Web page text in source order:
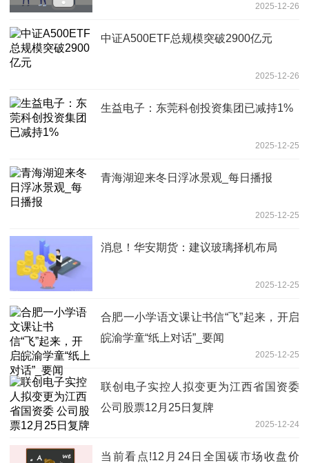
2025-12-26
中证A500ETF总规模突破2900亿元
2025-12-26
生益电子：东莞科创投资集团已减持1%
2025-12-25
青海湖迎来冬日浮冰景观_每日播报
2025-12-25
消息！华安期货：建议玻璃择机布局
2025-12-25
合肥一小学语文课让书信“飞”起来，开启
皖渝学童“纸上对话”_要闻
2025-12-25
联创电子实控人拟变更为江西省国资委
公司股票12月25日复牌
2025-12-24
当前看点!12月24日全国碳市场收盘价